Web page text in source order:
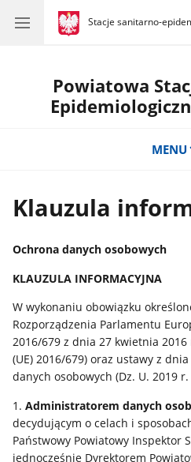
gov.pl
Stacje sanitarno-
gov.pl
Stacje
Powiatowa
MENU
Klauzula
Ochrona danych osobowych
KLAUZULA INFORMACYJNA
W wykonaniu obowiązku
Rozporządzenia Parlamentu
2016/679 z dnia 27 kwietnia
(UE) 2016/679) oraz ustawy z
danych osobowych (Dz. U. 2019
1.Administratorem danych
decydującym o celach i
Państwowy Powiatowy Inspektor
jednocześnie Dyrektorem